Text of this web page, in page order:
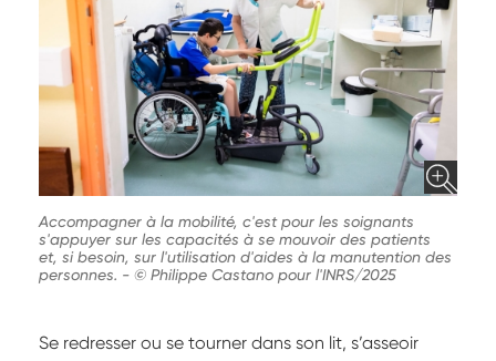
Accompagner à la mobilité, c'est pour les soignants
s'appuyer sur les capacités à se mouvoir des patients
et, si besoin, sur l'utilisation d'aides à la manutention des
personnes. - © Philippe Castano pour l'INRS/2025
Se redresser ou se tourner dans son lit, s’asseoir